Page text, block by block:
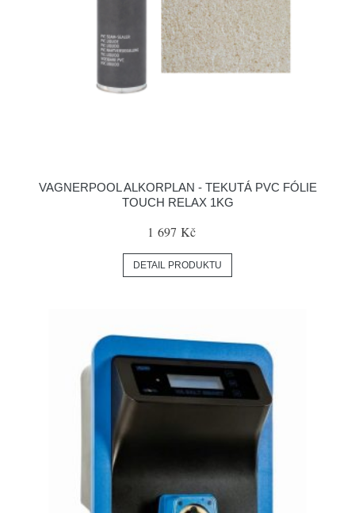
VAGNERPOOL ALKORPLAN - TEKUTÁ PVC FÓLIE
TOUCH RELAX 1KG
1 697 Kč
DETAIL PRODUKTU